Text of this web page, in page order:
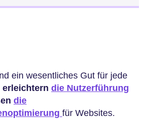
ein wesentliches Gut für jede
erleichtern die Nutzerführung
die
für Websites.